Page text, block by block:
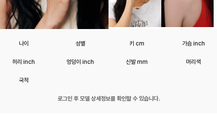
나이 성별 키 cm 가슴 inch
허리 inch 엉덩이 inch 신발 mm 머리색
국적
로그인 후 모델 상세정보를 확인할 수 있습니다.